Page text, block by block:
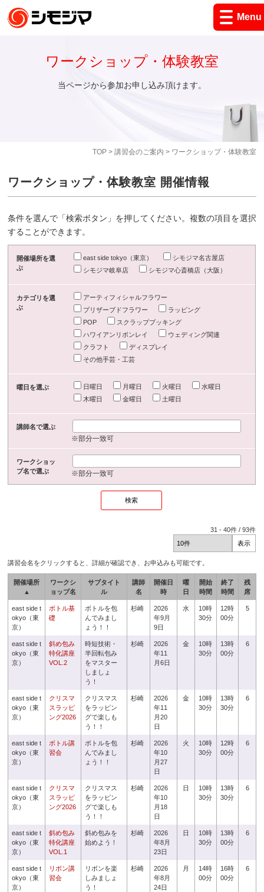
Menu
TOP> 講習会のご案内 > ワークショップ・体験教室
ワークショップ・体験教室
当ページから参加お申し込み頂けます。
ワークショップ・体験教室 開催情報
条件を選んで「検索ボタン」を押してください。複数の項目を選択
することができます。
開催場所を選
ぶ
east side tokyo（東京）
シモジマ名古屋店
シモジマ岐阜店
シモジマ心斎橋店（大阪）
カテゴリを選
ぶ
アーティフィシャルフラワー
プリザーブドフラワー
ラッピング
POP
スクラップブッキング
ハワイアンリボンレイ
ウェディング関連
クラフト
ディスプレイ
その他手芸・工芸
曜日を選ぶ 日曜日 月曜日 火曜日
水曜日
木曜日
金曜日 土曜日
講師名で選ぶ
※部分一致可
ワークショッ
プ名で選ぶ
※部分一致可
31 -40件 /93件
講習会名をクリックすると、詳細が確認でき、お申込みも可能です。
開催場所
▲
ワークシ
ョップ名
サブタイト
ル
講師
名
開催日
時
曜
日
開始
時間
終了
時間
残
席
east side t
okyo（東
京）
ボトル基
礎
ボトルを包
んでみまし
ょう！！
杉崎
2026
年9月
9日
水
10時
30分
12時
00分
5
east side t
okyo（東
京）
斜め包み
特化講座
VOL.2
時短技術・
半回転包み
をマスター
しましょ
う！
杉崎
2026
年11
月6日
金
10時
30分
13時
00分
6
east side t
okyo（東
京）
クリスマ
スラッピ
ング2026
クリスマス
をラッピン
グで楽しも
う！！
杉崎
2026
年11
月20
日
金
10時
30分
13時
30分
6
east side t
okyo（東
京）
ボトル講
習会
ボトルを包
んでみまし
ょう！！
杉崎
2026
年10
月27
日
火
10時
30分
12時
00分
6
east side t
okyo（東
京）
クリスマ
スラッピ
ング2026
クリスマス
をラッピン
グで楽しも
う！！
杉崎
2026
年10
月18
日
日
10時
30分
13時
30分
6
east side t
okyo（東
京）
斜め包み
特化講座
VOL.1
斜め包みを
始めよう！
杉崎
2026
年8月
23日
日
10時
30分
13時
00分
6
east side t
okyo（東
京）
リボン講
習会
リボンを楽
しみましょ
う！
杉崎
2026
年8月
24日
月
14時
00分
16時
00分
6